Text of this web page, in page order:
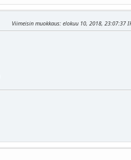
Viimeisin muokkaus: elokuu 10, 2018, 23:07:37